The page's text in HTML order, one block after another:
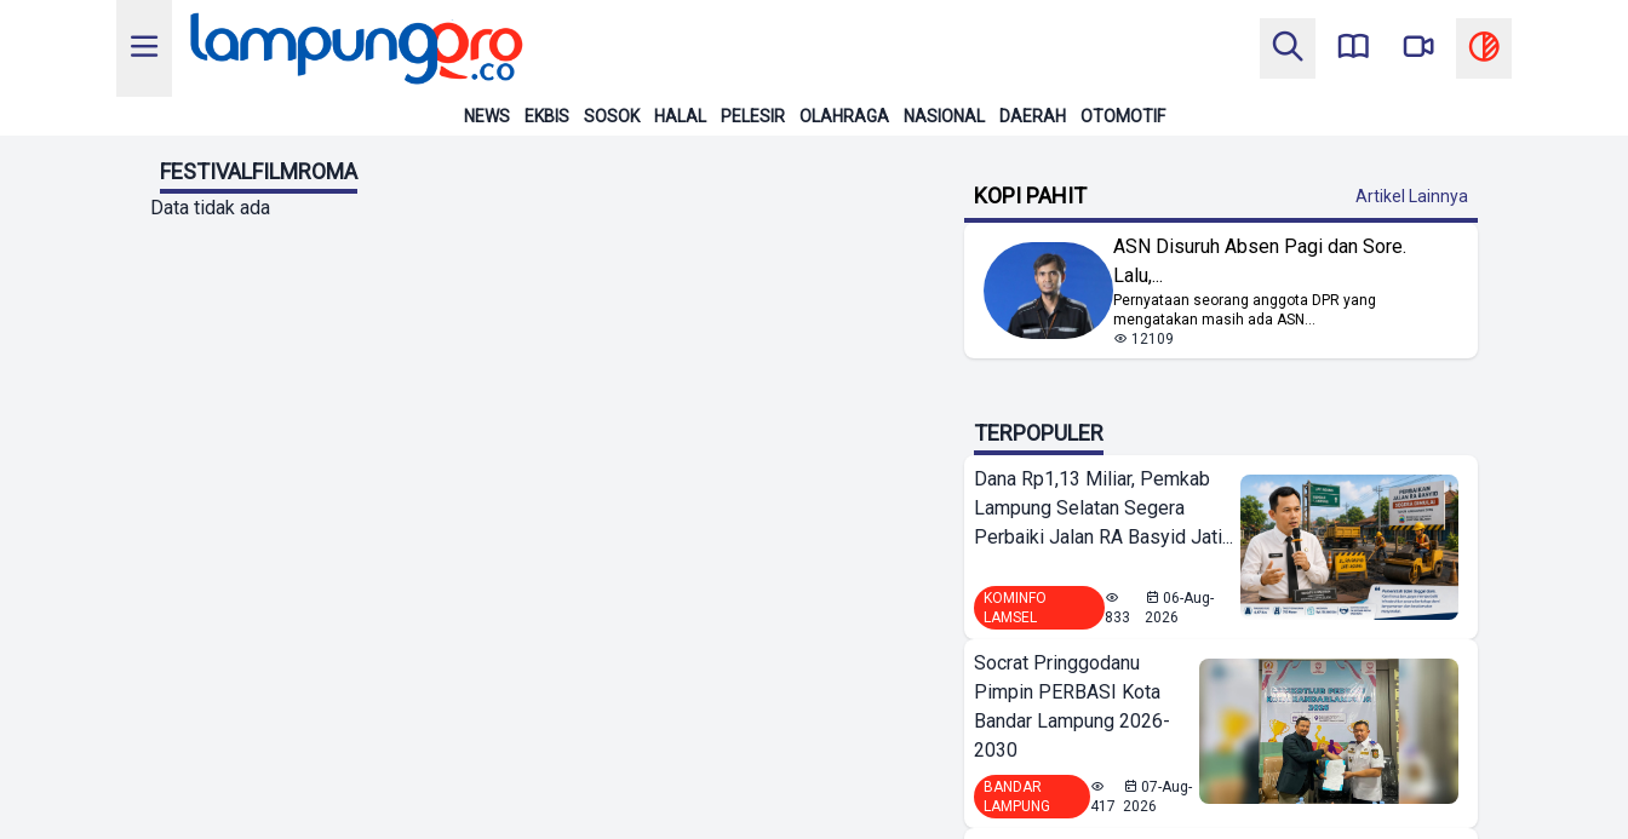
NEWS EKBIS SOSOK HALAL PELESIR OLAHRAGA NASIONAL DAERAH OTOMOTIF
FESTIVALFILMROMA
Data tidak ada KOPI PAHIT Artikel Lainnya
ASN Disuruh Absen Pagi dan Sore.
Lalu,...
Pernyataan seorang anggota DPR yang
mengatakan masih ada ASN...
12109
TERPOPULER
Dana Rp1,13 Miliar, Pemkab
Lampung Selatan Segera
Perbaiki Jalan RA Basyid Jati...
KOMINFO
LAMSEL
833
06-Aug-
2026
Socrat Pringgodanu
Pimpin PERBASI Kota
Bandar Lampung 2026-
2030
BANDAR
LAMPUNG
417
07-Aug-
2026